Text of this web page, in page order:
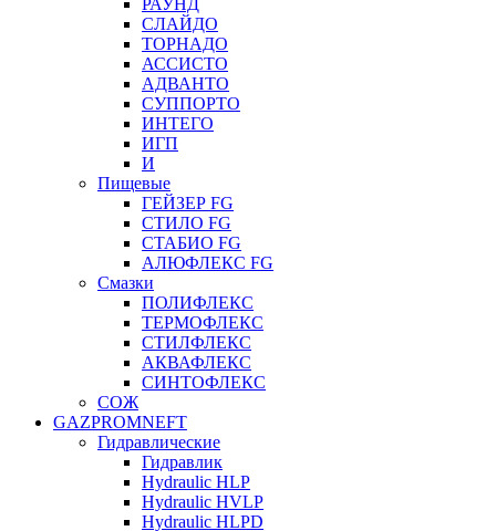
РАУНД
СЛАЙДО
ТОРНАДО
АССИСТО
АДВАНТО
СУППОРТО
ИНТЕГО
ИГП
И
Пищевые
ГЕЙЗЕР FG
СТИЛО FG
СТАБИО FG
АЛЮФЛЕКС FG
Смазки
ПОЛИФЛЕКС
ТЕРМОФЛЕКС
СТИЛФЛЕКС
АКВАФЛЕКС
СИНТОФЛЕКС
СОЖ
GAZPROMNEFT
Гидравлические
Гидравлик
Hydraulic HLP
Hydraulic HVLP
Hydraulic HLPD